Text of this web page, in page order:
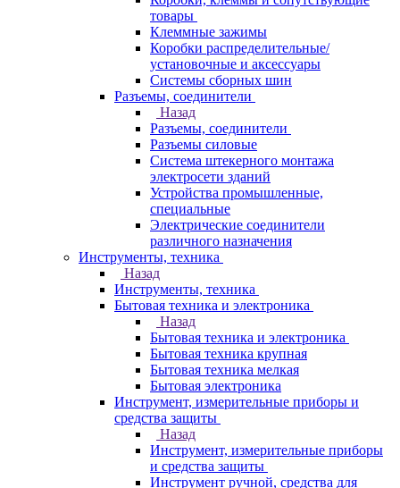
товары
Клеммные зажимы
Коробки распределительные/
установочные и аксессуары
Системы сборных шин
Разъемы, соединители
Назад
Разъемы, соединители
Разъемы силовые
Система штекерного монтажа
электросети зданий
Устройства промышленные,
специальные
Электрические соединители
различного назначения
Инструменты, техника
Назад
Инструменты, техника
Бытовая техника и электроника
Назад
Бытовая техника и электроника
Бытовая техника крупная
Бытовая техника мелкая
Бытовая электроника
Инструмент, измерительные приборы и
средства защиты
Назад
Инструмент, измерительные приборы
и средства защиты
Инструмент ручной, средства для